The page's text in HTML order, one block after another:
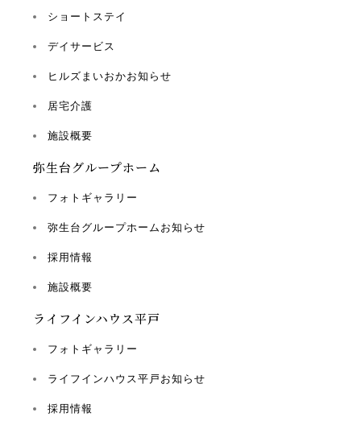
ショートステイ
デイサービス
ヒルズまいおかお知らせ
居宅介護
施設概要
弥生台グループホーム
フォトギャラリー
弥生台グループホームお知らせ
採用情報
施設概要
ライフインハウス平戸
フォトギャラリー
ライフインハウス平戸お知らせ
採用情報